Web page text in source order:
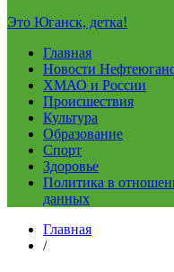
Это Юганск, детка!
Главная
Новости
ХМАО и России
Происшествия
Культура
Образование
Спорт
Здоровье
Политика в
данных
Главная
/